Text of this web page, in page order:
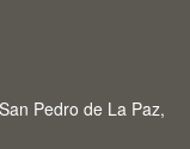
Pedro de La Paz,